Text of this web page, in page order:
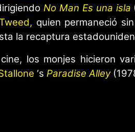
No Man Es una isla
quien permaneció
la recaptura
los monjes hicieron
‘s Paradise Alley